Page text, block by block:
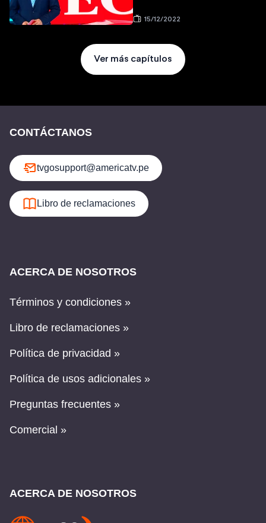
15/12/2022
Ver más capítulos
CONTÁCTANOS
tvgosupport@americatv.pe
Libro de reclamaciones
ACERCA DE NOSOTROS
Términos y condiciones »
Libro de reclamaciones »
Política de privacidad »
Política de usos adicionales »
Preguntas frecuentes »
Comercial »
ACERCA DE NOSOTROS